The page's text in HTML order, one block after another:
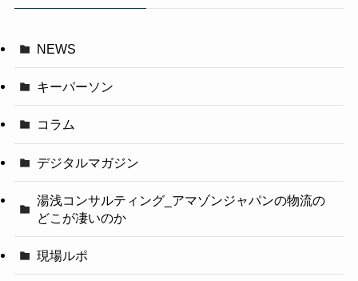
NEWS
キーパーソン
コラム
デジタルマガジン
湯浅コンサルティング_アマゾンジャパンの物流の
どこが凄いのか
現場ルポ